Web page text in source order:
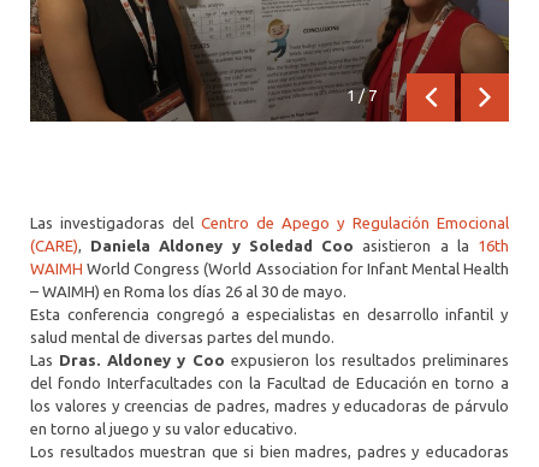
1/7
Anterior
Las investigadoras del Centro de Apego y Regulación Emocional
(CARE)
Daniela Aldoney y Soledad Coo asistieron a la 16th
WAIMH World Congress (World Association for Infant Mental Health
– WAIMH) en Roma los días 26 al 30 de mayo.
Esta conferencia congregó a especialistas en desarrollo infantil y
salud mental de diversas partes del mundo.
Las Dras. Aldoney y Coo expusieron los resultados preliminares
del fondo Interfacultades con la Facultad de Educación en torno a
los valores y creencias de padres, madres y educadoras de párvulo
en torno al juego y su valor educativo.
Los resultados muestran que si bien madres, padres y educadoras